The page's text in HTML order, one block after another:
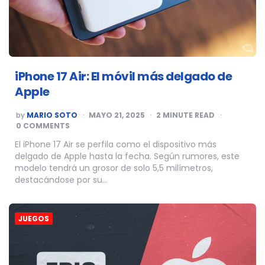
iPhone 17 Air: El móvil más delgado de
Apple
POSTED
BY
by MARIO SOTO MAYO 21, 2025 2 MINUTE READ
0 COMMENTS
El iPhone 17 Air se perfila como el dispositivo más
delgado de Apple hasta la fecha. Según rumores, este
modelo tendrá un grosor de solo 5,5 milímetros,
destacándose por su…
JUEGOS